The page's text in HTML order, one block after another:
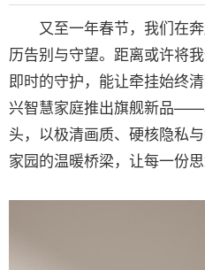
又至一年春节，我们在奔
历告别与守望。距离或许将
即时的守护，能让牵挂始终
兴智慧家庭推出旗舰新品——
头，以极清画质、硬核隐私
家园的温暖桥梁，让每一份思